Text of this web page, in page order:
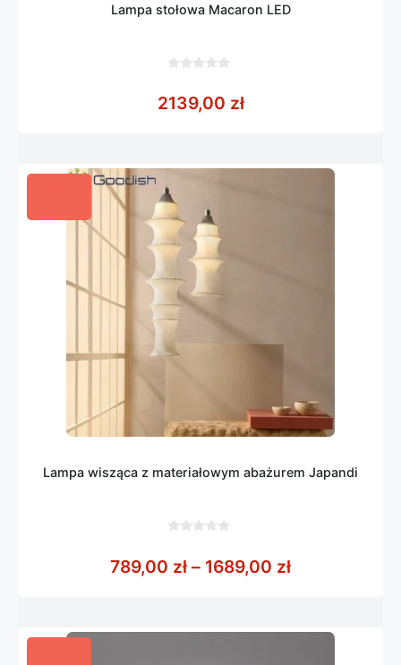
Lampa stołowa Macaron LED
5
2139,00 zł
Lampa wisząca z materiałowym abażurem Japandi
5
789,00 zł – 1689,00 złZakres cen: